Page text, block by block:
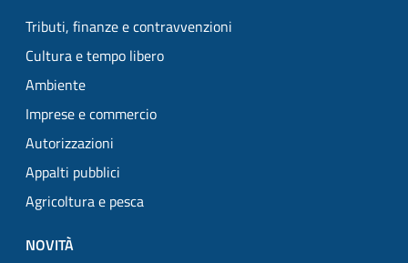
Tributi, finanze e contravvenzioni
Cultura e tempo libero
Ambiente
Imprese e commercio
Autorizzazioni
Appalti pubblici
Agricoltura e pesca
NOVITÀ